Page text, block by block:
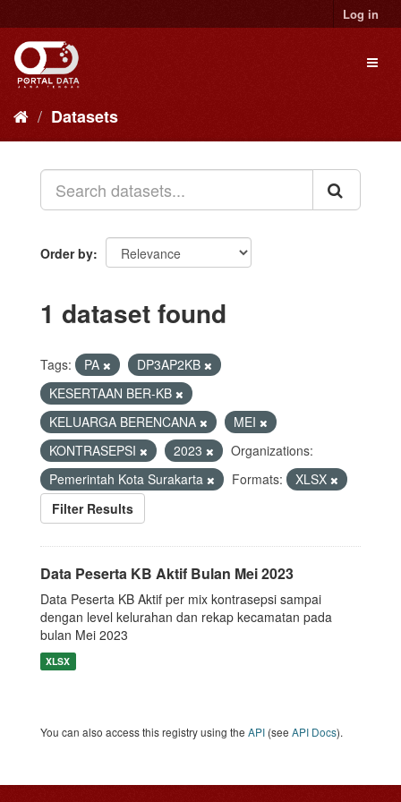
to
content
Log in
Datasets
Order by
1 dataset found
Tags: PA
DP3AP2KB
KESERTAAN BER-KB
KELUARGA BERENCANA
MEI
KONTRASEPSI
2023
Organizations:
Pemerintah Kota Surakarta
Formats:
XLSX
Filter Results
Data Peserta KB Aktif Bulan Mei 2023
Data Peserta KB Aktif per mix kontrasepsi sampai
dengan level kelurahan dan rekap kecamatan pada
bulan Mei 2023
XLSX
You can also access this registry using the API (see API Docs).